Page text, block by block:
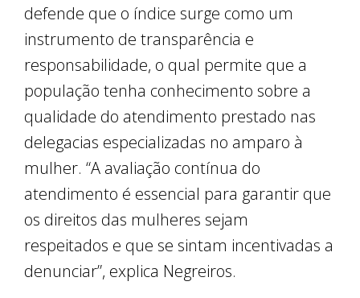
defende que o índice surge como um
instrumento de transparência e
responsabilidade, o qual permite que a
população tenha conhecimento sobre a
qualidade do atendimento prestado nas
delegacias especializadas no amparo à
mulher. “A avaliação contínua do
atendimento é essencial para garantir que
os direitos das mulheres sejam
respeitados e que se sintam incentivadas a
denunciar”, explica Negreiros.